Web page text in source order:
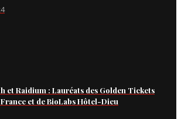
et Raidium : Lauréats des Golden Tickets
France et de BioLabs Hôtel-Dieu